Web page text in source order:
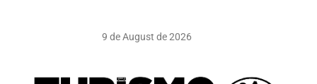
9 de August de 2026